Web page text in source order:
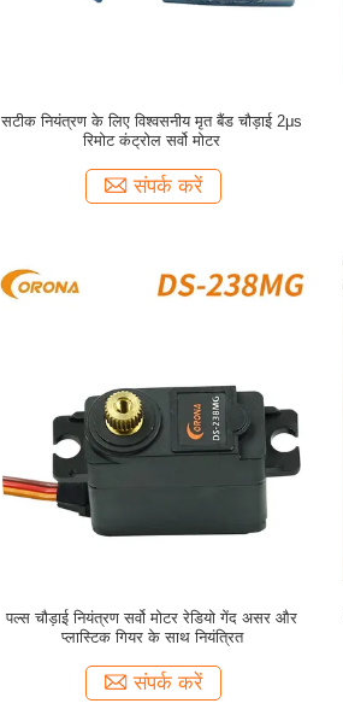
सटीक नियंत्रण के लिए विश्वसनीय मृत बैंड चौड़ाई 2μs
रिमोट कंट्रोल सर्वो मोटर
संपर्क करें
पल्स चौड़ाई नियंत्रण सर्वो मोटर रेडियो गेंद असर और
प्लास्टिक गियर के साथ नियंत्रित
संपर्क करें